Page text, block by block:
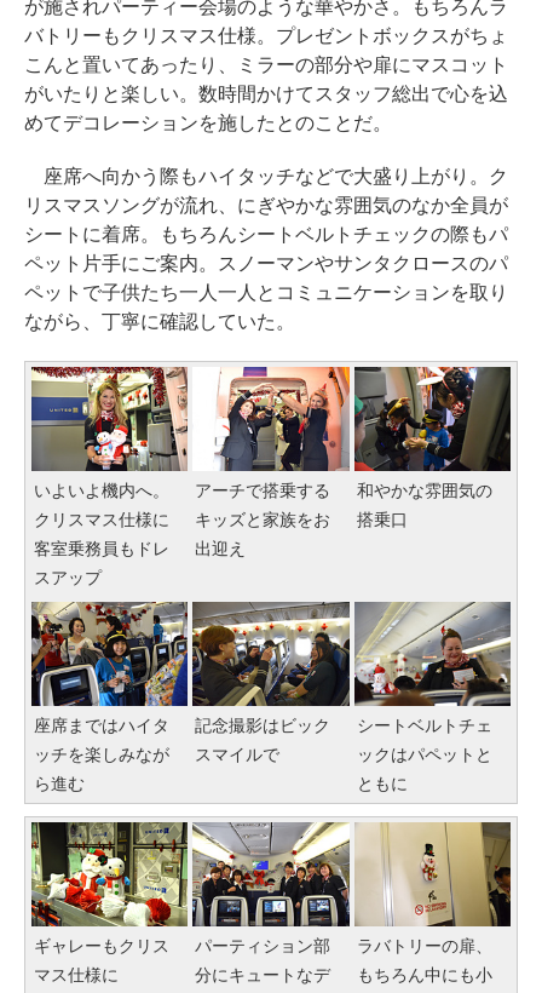
が施されパーティー会場のような華やかさ。もちろんラ
バトリーもクリスマス仕様。プレゼントボックスがちょ
こんと置いてあったり、ミラーの部分や扉にマスコット
がいたりと楽しい。数時間かけてスタッフ総出で心を込
めてデコレーションを施したとのことだ。
座席へ向かう際もハイタッチなどで大盛り上がり。ク
リスマスソングが流れ、にぎやかな雰囲気のなか全員が
シートに着席。もちろんシートベルトチェックの際もパ
ペット片手にご案内。スノーマンやサンタクロースのパ
ペットで子供たち一人一人とコミュニケーションを取り
ながら、丁寧に確認していた。
いよいよ機内へ。
クリスマス仕様に
客室乗務員もドレ
スアップ
アーチで搭乗する
キッズと家族をお
出迎え
和やかな雰囲気の
搭乗口
座席まではハイタ
ッチを楽しみなが
ら進む
記念撮影はビック
スマイルで
シートベルトチェ
ックはパペットと
ともに
ギャレーもクリス
マス仕様に
パーティション部
分にキュートなデ
ラバトリーの扉、
もちろん中にも小